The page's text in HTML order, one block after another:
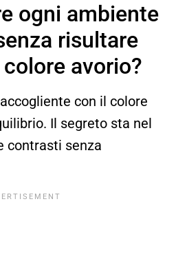
ogni ambiente
risultare
avorio?
con il colore
Il segreto sta nel
contrasti senza